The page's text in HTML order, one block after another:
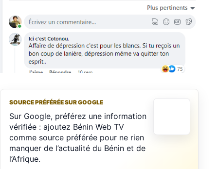
SOURCE PRÉFÉRÉE SUR GOOGLE
Sur Google, préférez une information
vérifiée : ajoutez Bénin Web TV
comme source préférée pour ne rien
manquer de l’actualité du Bénin et de
l’Afrique.